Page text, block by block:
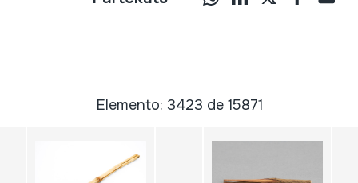
Elemento: 3423 de 15871